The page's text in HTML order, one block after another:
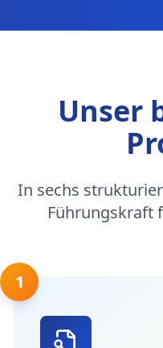
Unser
In sechs
Führungskraft
1